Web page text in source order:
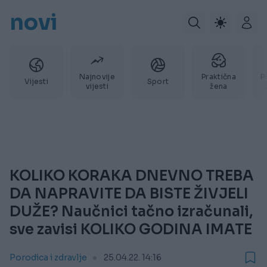
novi
Vijesti
Najnovije
vijesti
Sport
Praktična
žena
KOLIKO KORAKA DNEVNO TREBA
DA NAPRAVITE DA BISTE ŽIVJELI
DUŽE? Naučnici tačno izračunali,
sve zavisi KOLIKO GODINA IMATE
Porodica i zdravlje 25.04.22. 14:16